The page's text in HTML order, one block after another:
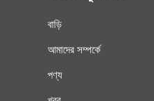
বাড়ি
আমাদের সম্পর্কে
পণ্য